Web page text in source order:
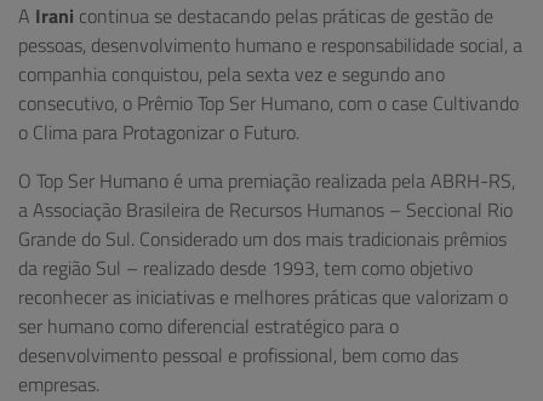
A Irani continua se destacando pelas práticas de gestão de
pessoas, desenvolvimento humano e responsabilidade social, a
companhia conquistou, pela sexta vez e segundo ano
consecutivo, o Prêmio Top Ser Humano, com o case Cultivando
o Clima para Protagonizar o Futuro.
O Top Ser Humano é uma premiação realizada pela ABRH-RS,
a Associação Brasileira de Recursos Humanos – Seccional Rio
Grande do Sul. Considerado um dos mais tradicionais prêmios
da região Sul – realizado desde 1993, tem como objetivo
reconhecer as iniciativas e melhores práticas que valorizam o
ser humano como diferencial estratégico para o
desenvolvimento pessoal e profissional, bem como das
empresas.